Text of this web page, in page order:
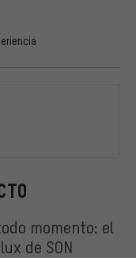
momento: el
de SON